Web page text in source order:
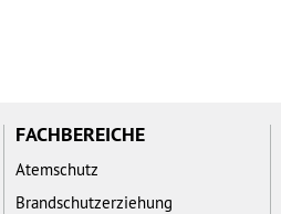
FACHBEREICHE
Atemschutz
Brandschutzerziehung